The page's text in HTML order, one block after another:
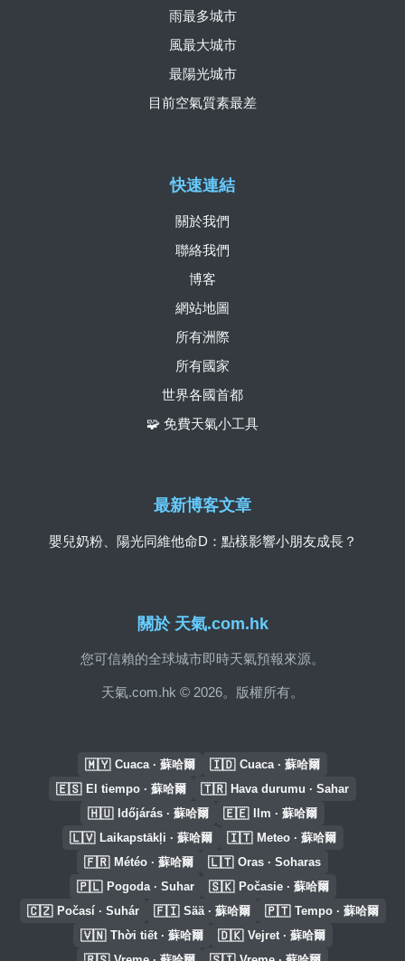
關於 天氣.com.hk
您可信賴的全球城市即時天氣預報來源。
天氣.com.hk © 2026。版權所有。
快速連結
關於我們
聯絡我們
博客
網站地圖
所有洲際
所有國家
世界各國首都
🧩 免費天氣小工具
雨最多城市
風最大城市
最陽光城市
目前空氣質素最差
最新博客文章
嬰兒奶粉、陽光同維他命D：點樣影響小朋友成長？
🇲🇾 Cuaca · 蘇哈爾 🇮🇩 Cuaca · 蘇哈爾
🇪🇸 El tiempo · 蘇哈爾 🇹🇷 Hava durumu · Sahar
🇭🇺 Időjárás · 蘇哈爾 🇪🇪 Ilm · 蘇哈爾
🇱🇻 Laikapstākļi · 蘇哈爾 🇮🇹 Meteo · 蘇哈爾
🇫🇷 Météo · 蘇哈爾 🇱🇹 Oras · Soharas
🇵🇱 Pogoda · Suhar 🇸🇰 Počasie · 蘇哈爾
🇨🇿 Počasí · Suhár 🇫🇮 Sää · 蘇哈爾 🇵🇹 Tempo · 蘇哈爾
🇻🇳 Thời tiết · 蘇哈爾 🇩🇰 Vejret · 蘇哈爾